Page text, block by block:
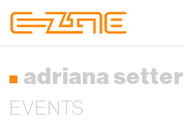
adriana setter
EVENTS